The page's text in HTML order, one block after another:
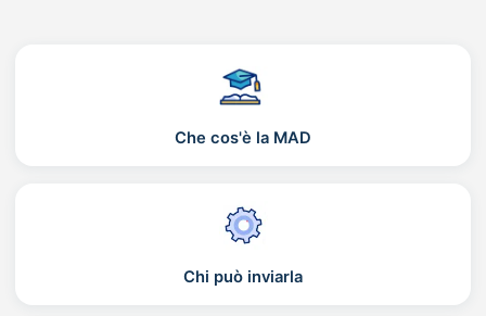
Che cos'è la MAD
Chi può inviarla